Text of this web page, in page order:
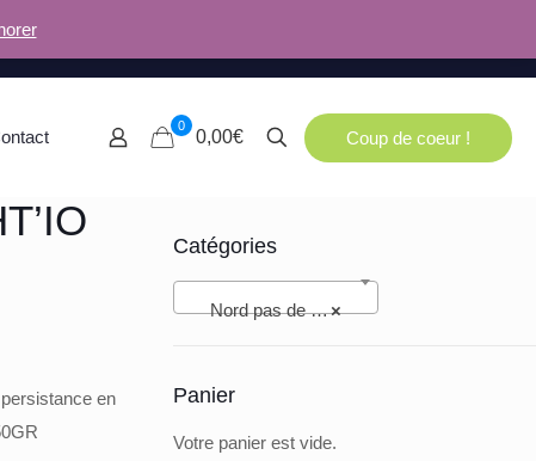
0
0,00€ Coup de coeur !
en
Catégories
×
Nord pas de Calais (94)
Panier
Votre panier est vide.